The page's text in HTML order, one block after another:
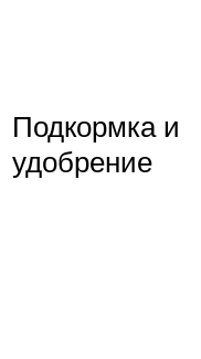
Подкормка и
удобрение